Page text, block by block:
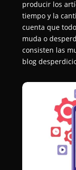
producir los
tiempo y la
cuenta que
muda o
consisten las
blog